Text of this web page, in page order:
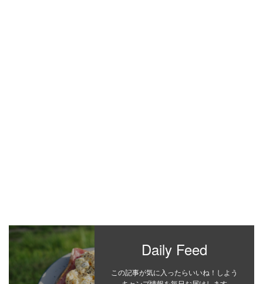
Daily Feed
この記事が気に入ったらいいね！しよう